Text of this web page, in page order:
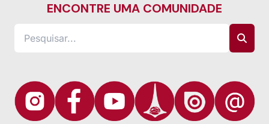
ENCONTRE UMA COMUNIDADE